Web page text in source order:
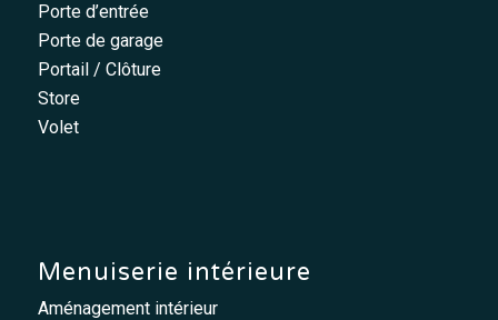
Porte d’entrée
Porte de garage
Portail / Clôture
Store
Volet
Menuiserie intérieure
Aménagement intérieur